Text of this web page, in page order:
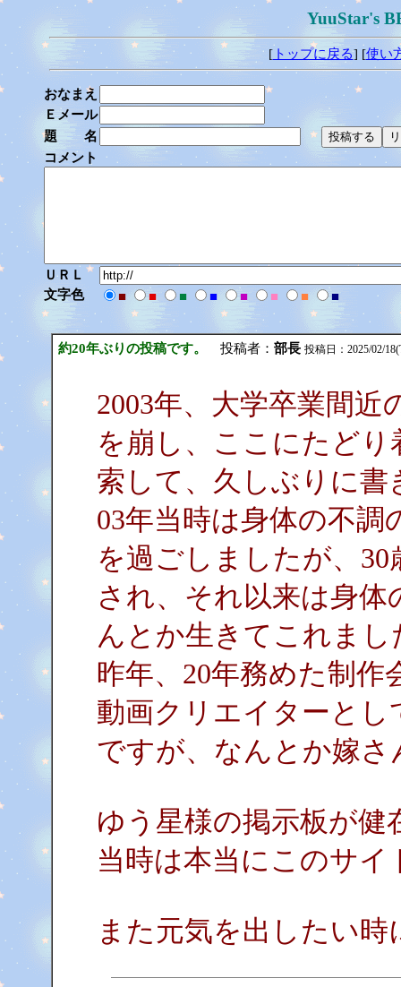
YuuStar's
[トップに戻る] [使い
おなまえ
Ｅメール
題 名
コメント
ＵＲＬ
文字色
■ ■ ■ ■ ■ ■ ■ ■
約20年ぶりの投稿です。 投稿者： 部長 投稿日：2025/02/
2003年、大学卒業間
を崩し、ここにたど
索して、久しぶりに
03年当時は身体の不
を過ごしましたが、
され、それ以来は身
んとか生きてこれま
昨年、20年務めた制作
動画クリエイターと
ですが、なんとか嫁
ゆう星様の掲示板が健
当時は本当にこのサ
また元気を出したい